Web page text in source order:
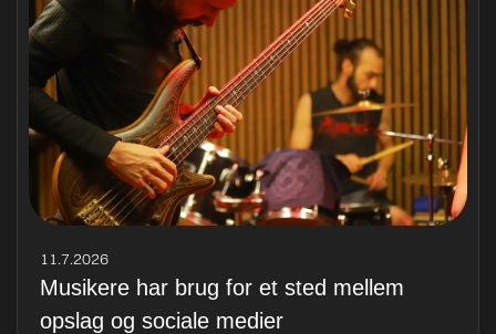
11.7.2026
Musikere har brug for et sted mellem
opslag og sociale medier